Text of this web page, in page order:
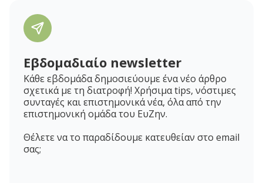
Εβδομαδιαίο newsletter
Κάθε εβδομάδα δημοσιεύουμε ένα νέο άρθρο
σχετικά με τη διατροφή! Χρήσιμα tips, νόστιμες
συνταγές και επιστημονικά νέα, όλα από την
επιστημονική ομάδα του ΕυΖην.
Θέλετε να το παραδίδουμε κατευθείαν στο email
σας;